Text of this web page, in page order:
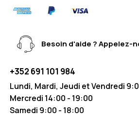
Besoin d'aide ? Appelez-
+352 691 101 984
Lundi, Mardi, Jeudi et Vendredi
Mercredi 14:00 - 19:00
Samedi 9:00 - 18:00